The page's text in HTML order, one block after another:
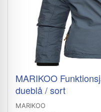
MARIKOO
dueblå / sort
MARIKOO